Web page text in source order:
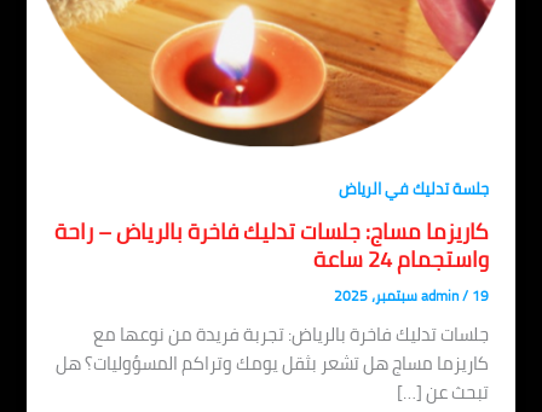
جلسة تدليك في الرياض
كاريزما مساج: جلسات تدليك فاخرة بالرياض – راحة
واستجمام 24 ساعة
admin/19 سبتمبر، 2025
جلسات تدليك فاخرة بالرياض: تجربة فريدة من نوعها مع
كاريزما مساج هل تشعر بثقل يومك وتراكم المسؤوليات؟ هل
تبحث عن […]